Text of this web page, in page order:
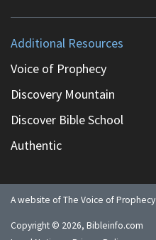
Additional Resources
Voice of Prophecy
Discovery Mountain
Discover Bible School
Authentic
A website of The Voice of Prophecy
Copyright © 2026, Bibleinfo.com